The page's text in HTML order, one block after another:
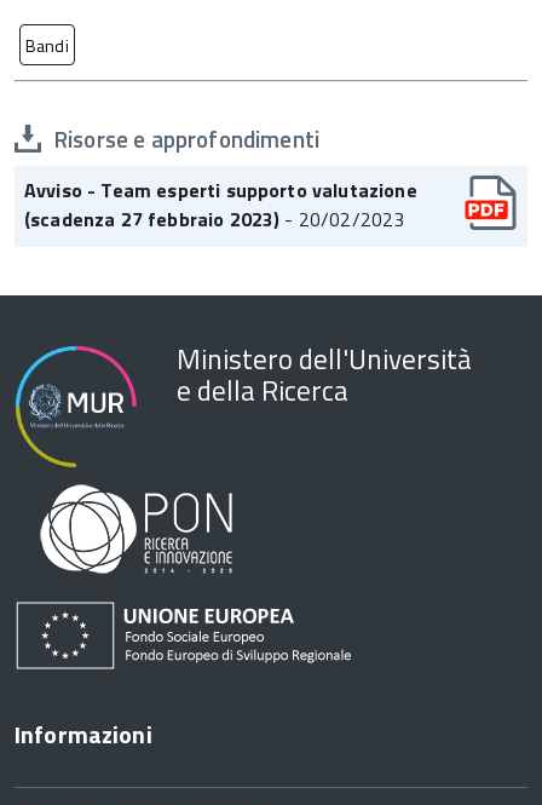
Bandi
Risorse e approfondimenti
Avviso - Team esperti supporto valutazione
(scadenza 27 febbraio 2023) - 20/02/2023
Ministero dell'Università
e della Ricerca
Informazioni